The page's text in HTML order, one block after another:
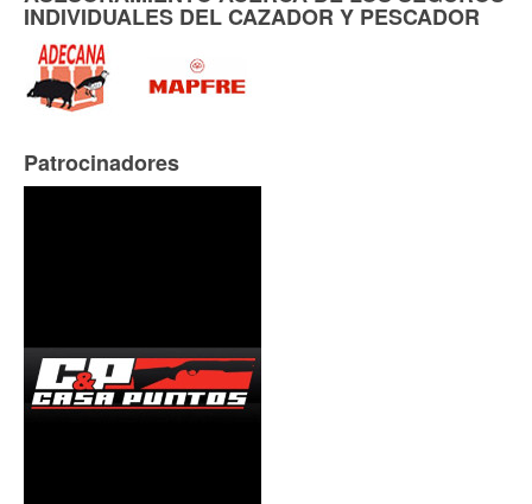
INDIVIDUALES DEL CAZADOR Y PESCADOR
Patrocinadores